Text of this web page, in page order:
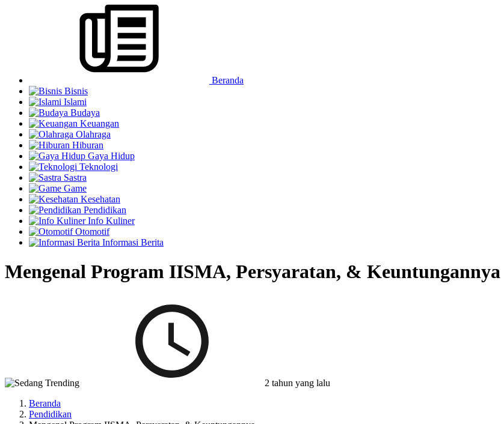
Beranda
Bisnis
Islami
Budaya
Keuangan
Olahraga
Hiburan
Gaya Hidup
Teknologi
Sastra
Game
Kesehatan
Pendidikan
Info Kuliner
Otomotif
Informasi Berita
Mengenal Program IISMA, Persyaratan, & Keuntungannya
2 tahun yang lalu
Beranda
Pendidikan